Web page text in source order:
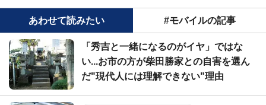
あわせて読みたい #モバイルの記事
「秀吉と一緒になるのがイヤ」ではな
い...お市の方が柴田勝家との自害を選ん
だ"現代人には理解できない"理由